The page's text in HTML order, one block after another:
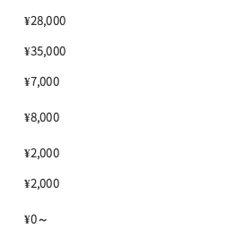
¥28,000
¥35,000
¥7,000
¥8,000
¥2,000
¥2,000
¥0～